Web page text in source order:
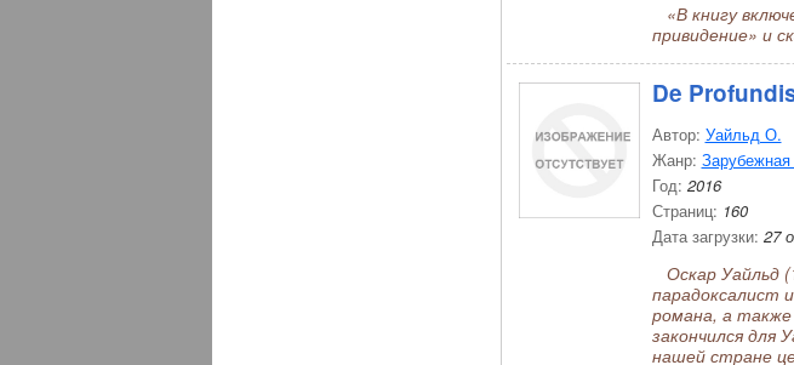
«В книгу
привидение» и
De
Автор: Уайльд О.
Жанр: Зарубежная
Год: 2016
Страниц: 160
Дата загрузки: 27
Оскар Уайльд
парадоксалист
романа, а также
закончился для
нашей стране